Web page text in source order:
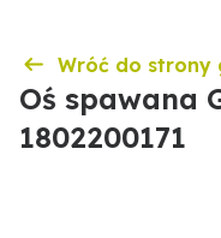
Wróć do strony
Oś spawana
1802200171